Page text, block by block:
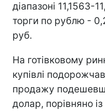
діапазоні 11,1563-
торги по рублю -
руб.
На готівковому
купівлі
продажу
долар, порівняно